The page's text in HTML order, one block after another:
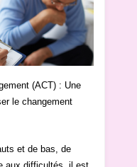
(ACT) : Une
le changement
et de bas, de